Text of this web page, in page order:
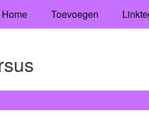
Home Toevoegen